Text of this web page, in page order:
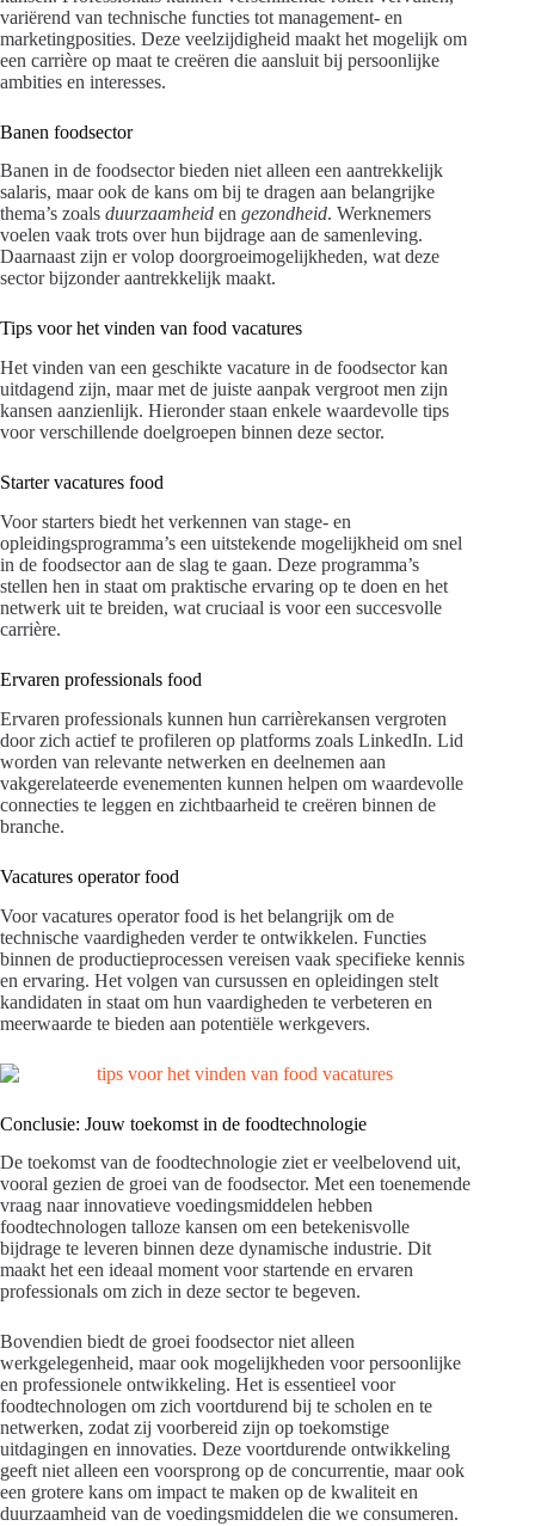
variërend van technische functies tot management- en
marketingposities. Deze veelzijdigheid maakt het mogelijk om
een carrière op maat te creëren die aansluit bij persoonlijke
ambities en interesses.
Banen foodsector
Banen in de foodsector bieden niet alleen een aantrekkelijk
salaris, maar ook de kans om bij te dragen aan belangrijke
thema’s zoals duurzaamheid en gezondheid. Werknemers
voelen vaak trots over hun bijdrage aan de samenleving.
Daarnaast zijn er volop doorgroeimogelijkheden, wat deze
sector bijzonder aantrekkelijk maakt.
Tips voor het vinden van food vacatures
Het vinden van een geschikte vacature in de foodsector kan
uitdagend zijn, maar met de juiste aanpak vergroot men zijn
kansen aanzienlijk. Hieronder staan enkele waardevolle tips
voor verschillende doelgroepen binnen deze sector.
Starter vacatures food
Voor starters biedt het verkennen van stage- en
opleidingsprogramma’s een uitstekende mogelijkheid om snel
in de foodsector aan de slag te gaan. Deze programma’s
stellen hen in staat om praktische ervaring op te doen en het
netwerk uit te breiden, wat cruciaal is voor een succesvolle
carrière.
Ervaren professionals food
Ervaren professionals kunnen hun carrièrekansen vergroten
door zich actief te profileren op platforms zoals LinkedIn. Lid
worden van relevante netwerken en deelnemen aan
vakgerelateerde evenementen kunnen helpen om waardevolle
connecties te leggen en zichtbaarheid te creëren binnen de
branche.
Vacatures operator food
Voor vacatures operator food is het belangrijk om de
technische vaardigheden verder te ontwikkelen. Functies
binnen de productieprocessen vereisen vaak specifieke kennis
en ervaring. Het volgen van cursussen en opleidingen stelt
kandidaten in staat om hun vaardigheden te verbeteren en
meerwaarde te bieden aan potentiële werkgevers.
Conclusie: Jouw toekomst in de foodtechnologie
De toekomst van de foodtechnologie ziet er veelbelovend uit,
vooral gezien de groei van de foodsector. Met een toenemende
vraag naar innovatieve voedingsmiddelen hebben
foodtechnologen talloze kansen om een betekenisvolle
bijdrage te leveren binnen deze dynamische industrie. Dit
maakt het een ideaal moment voor startende en ervaren
professionals om zich in deze sector te begeven.
Bovendien biedt de groei foodsector niet alleen
werkgelegenheid, maar ook mogelijkheden voor persoonlijke
en professionele ontwikkeling. Het is essentieel voor
foodtechnologen om zich voortdurend bij te scholen en te
netwerken, zodat zij voorbereid zijn op toekomstige
uitdagingen en innovaties. Deze voortdurende ontwikkeling
geeft niet alleen een voorsprong op de concurrentie, maar ook
een grotere kans om impact te maken op de kwaliteit en
duurzaamheid van de voedingsmiddelen die we consumeren.